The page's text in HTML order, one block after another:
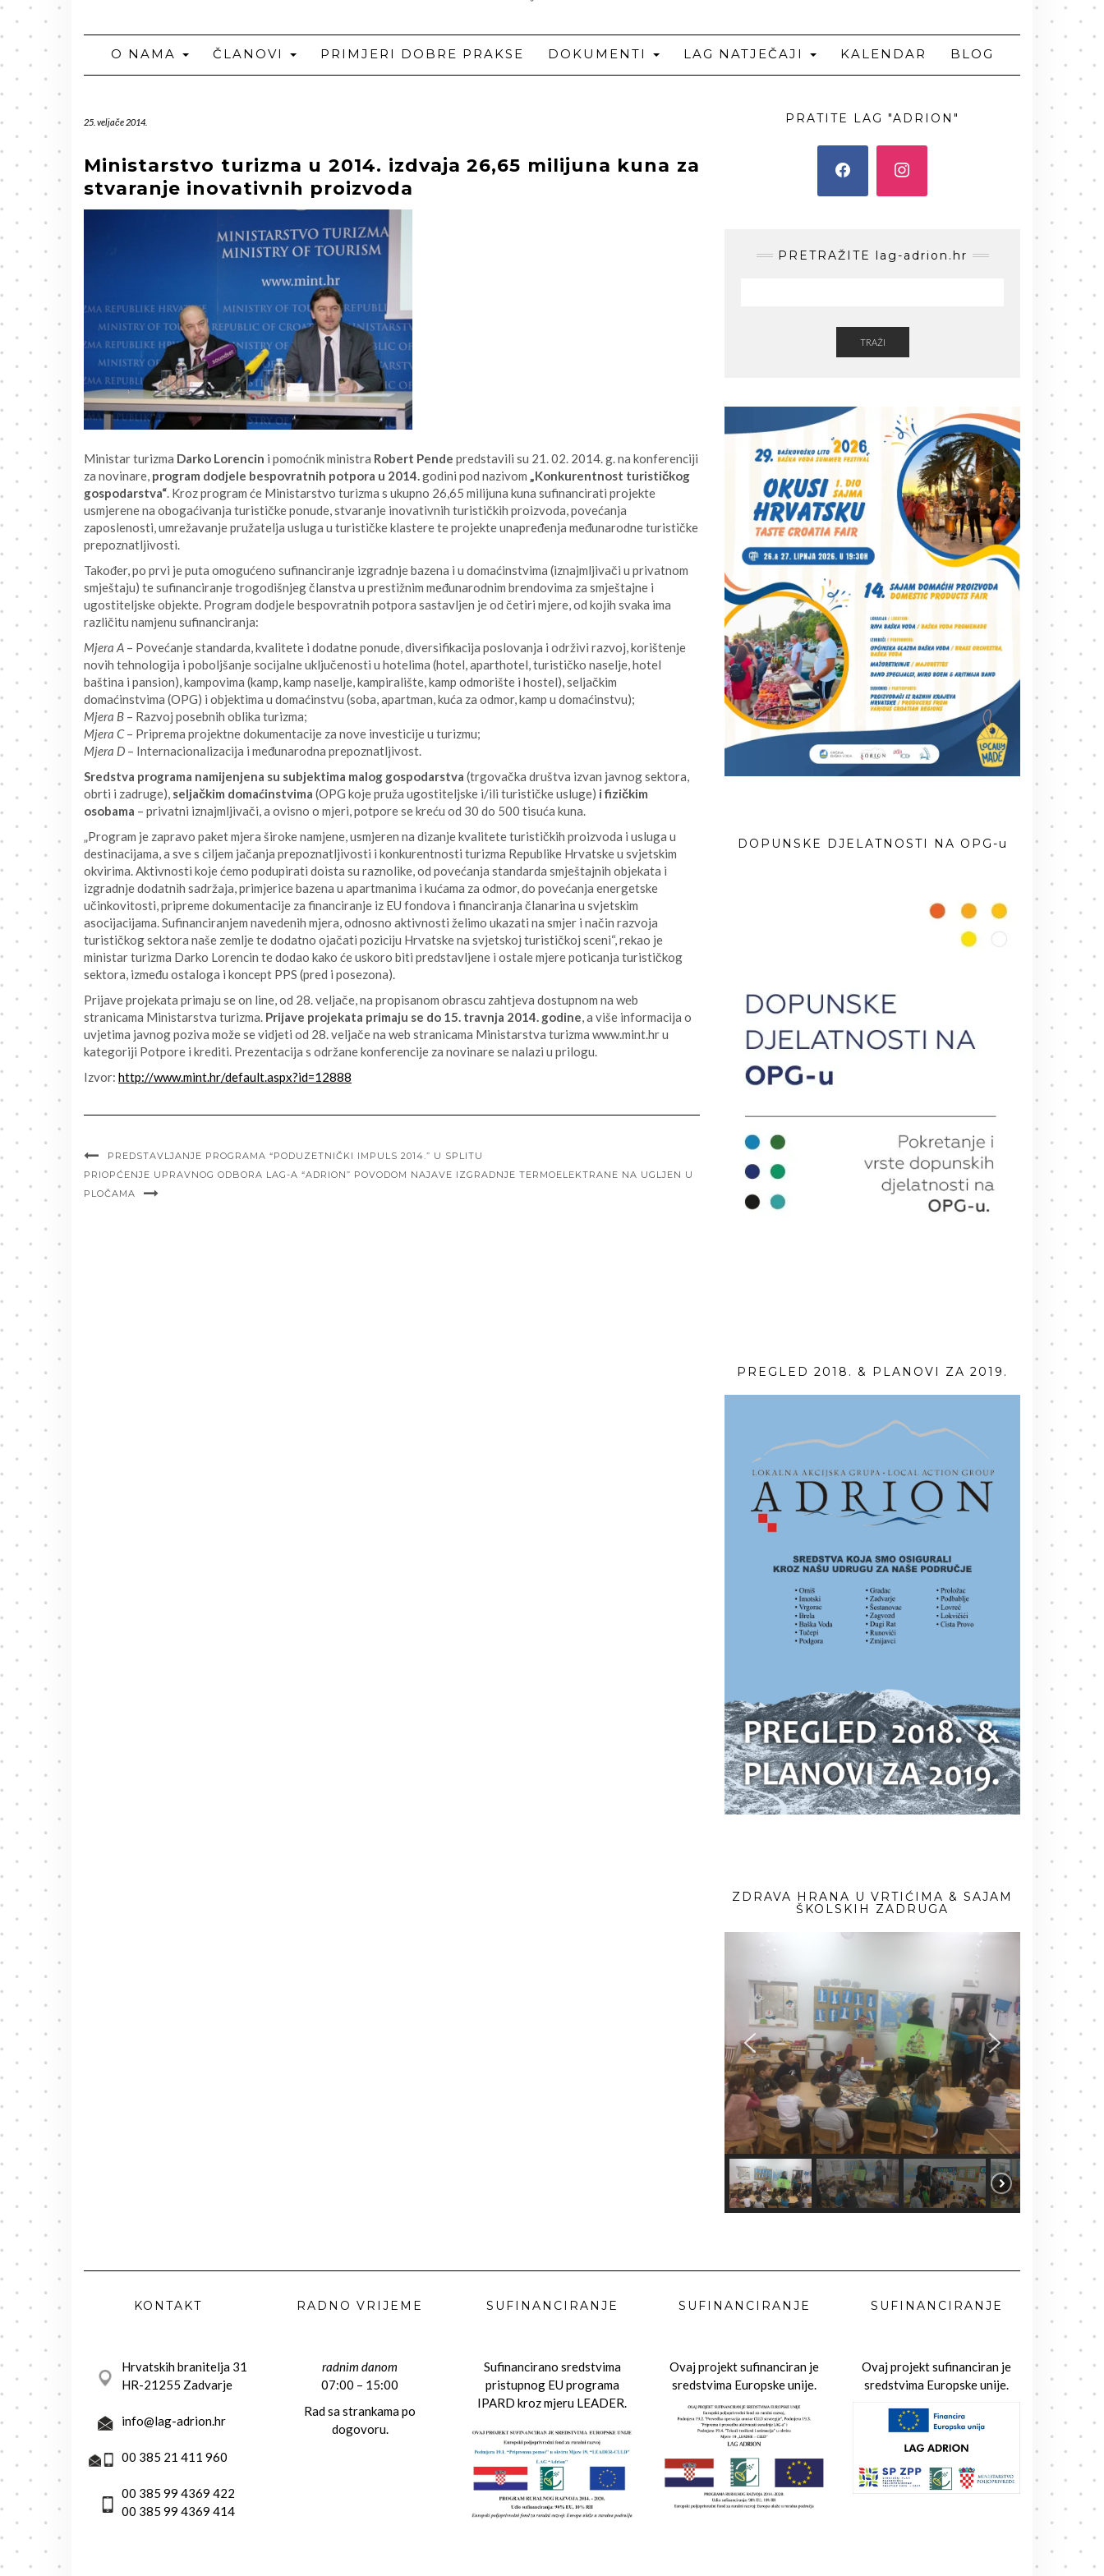
O NAMA ČLANOVI PRIMJERI DOBRE PRAKSE DOKUMENTI LAG NATJEČAJI KALENDAR BLOG
25. veljače 2014.
Ministarstvo turizma u 2014. izdvaja 26,65 milijuna kuna za
stvaranje inovativnih proizvoda
Ministar turizma Darko Lorencin i pomoćnik ministra Robert Pende predstavili su 21. 02. 2014. g. na konferenciji
za novinare, program dodjele bespovratnih potpora u 2014.godini pod nazivom „Konkurentnost turističkog
gospodarstva“. Kroz program će Ministarstvo turizma s ukupno 26,65 milijuna kuna sufinancirati projekte
usmjerene na obogaćivanja turističke ponude, stvaranje inovativnih turističkih proizvoda, povećanja
zaposlenosti, umrežavanje pružatelja usluga u turističke klastere te projekte unapređenja međunarodne turističke
prepoznatljivosti.
Također, po prvi je puta omogućeno sufinanciranje izgradnje bazena i u domaćinstvima (iznajmljivači u privatnom
smještaju) te sufinanciranje trogodišnjeg članstva u prestižnim međunarodnim brendovima za smještajne i
ugostiteljske objekte. Program dodjele bespovratnih potpora sastavljen je od četiri mjere, od kojih svaka ima
različitu namjenu sufinanciranja:
Mjera A – Povećanje standarda, kvalitete i dodatne ponude, diversifikacija poslovanja i održivi razvoj, korištenje
novih tehnologija i poboljšanje socijalne uključenosti u hotelima (hotel, aparthotel, turističko naselje, hotel
baština i pansion), kampovima (kamp, kamp naselje, kampiralište, kamp odmorište i hostel), seljačkim
domaćinstvima (OPG) i objektima u domaćinstvu (soba, apartman, kuća za odmor, kamp u domaćinstvu);
Mjera B – Razvoj posebnih oblika turizma;
Mjera C– Priprema projektne dokumentacije za nove investicije u turizmu;
Mjera D – Internacionalizacija i međunarodna prepoznatljivost.
Sredstva programa namijenjena su subjektima malog gospodarstva (trgovačka društva izvan javnog sektora,
obrti i zadruge), seljačkim domaćinstvima (OPG koje pruža ugostiteljske i/ili turističke usluge) i fizičkim
osobama – privatni iznajmljivači, a ovisno o mjeri, potpore se kreću od 30 do 500 tisuća kuna.
„Program je zapravo paket mjera široke namjene, usmjeren na dizanje kvalitete turističkih proizvoda i usluga u
destinacijama, a sve s ciljem jačanja prepoznatljivosti i konkurentnosti turizma Republike Hrvatske u svjetskim
okvirima. Aktivnosti koje ćemo podupirati doista su raznolike, od povećanja standarda smještajnih objekata i
izgradnje dodatnih sadržaja, primjerice bazena u apartmanima i kućama za odmor, do povećanja energetske
učinkovitosti, pripreme dokumentacije za financiranje iz EU fondova i financiranja članarina u svjetskim
asocijacijama. Sufinanciranjem navedenih mjera, odnosno aktivnosti želimo ukazati na smjer i način razvoja
turističkog sektora naše zemlje te dodatno ojačati poziciju Hrvatske na svjetskoj turističkoj sceni“, rekao je
ministar turizma Darko Lorencin te dodao kako će uskoro biti predstavljene i ostale mjere poticanja turističkog
sektora, između ostaloga i koncept PPS (pred i posezona).
Prijave projekata primaju se on line, od 28. veljače, na propisanom obrascu zahtjeva dostupnom na web
stranicama Ministarstva turizma. Prijave projekata primaju se do 15. travnja 2014. godine, a više informacija o
uvjetima javnog poziva može se vidjeti od 28. veljače na web stranicama Ministarstva turizma www.mint.hr u
kategoriji Potpore i krediti. Prezentacija s održane konferencije za novinare se nalazi u prilogu.
Izvor: http://www.mint.hr/default.aspx?id=12888
PREDSTAVLJANJE PROGRAMA “PODUZETNIČKI IMPULS 2014.” U SPLITU
PRIOPĆENJE UPRAVNOG ODBORA LAG-A “ADRION” POVODOM NAJAVE IZGRADNJE TERMOELEKTRANE NA UGLJEN U
PLOČAMA
PRATITE LAG "ADRION"
PRETRAŽITE lag-adrion.hr
TRAŽI
DOPUNSKE DJELATNOSTI NA OPG-u
PREGLED 2018. & PLANOVI ZA 2019.
ZDRAVA HRANA U VRTIĆIMA & SAJAM
ŠKOLSKIH ZADRUGA
KONTAKT
Hrvatskih branitelja 31
HR-21255 Zadvarje
info@lag-adrion.hr
00 385 21 411 960
00 385 99 4369 422
00 385 99 4369 414
RADNO VRIJEME
radnim danom
07:00 – 15:00
Rad sa strankama po
dogovoru.
SUFINANCIRANJE
Sufinancirano sredstvima
pristupnog EU programa
IPARD kroz mjeru LEADER.
SUFINANCIRANJE
Ovaj projekt sufinanciran je
sredstvima Europske unije.
SUFINANCIRANJE
Ovaj projekt sufinanciran je
sredstvima Europske unije.